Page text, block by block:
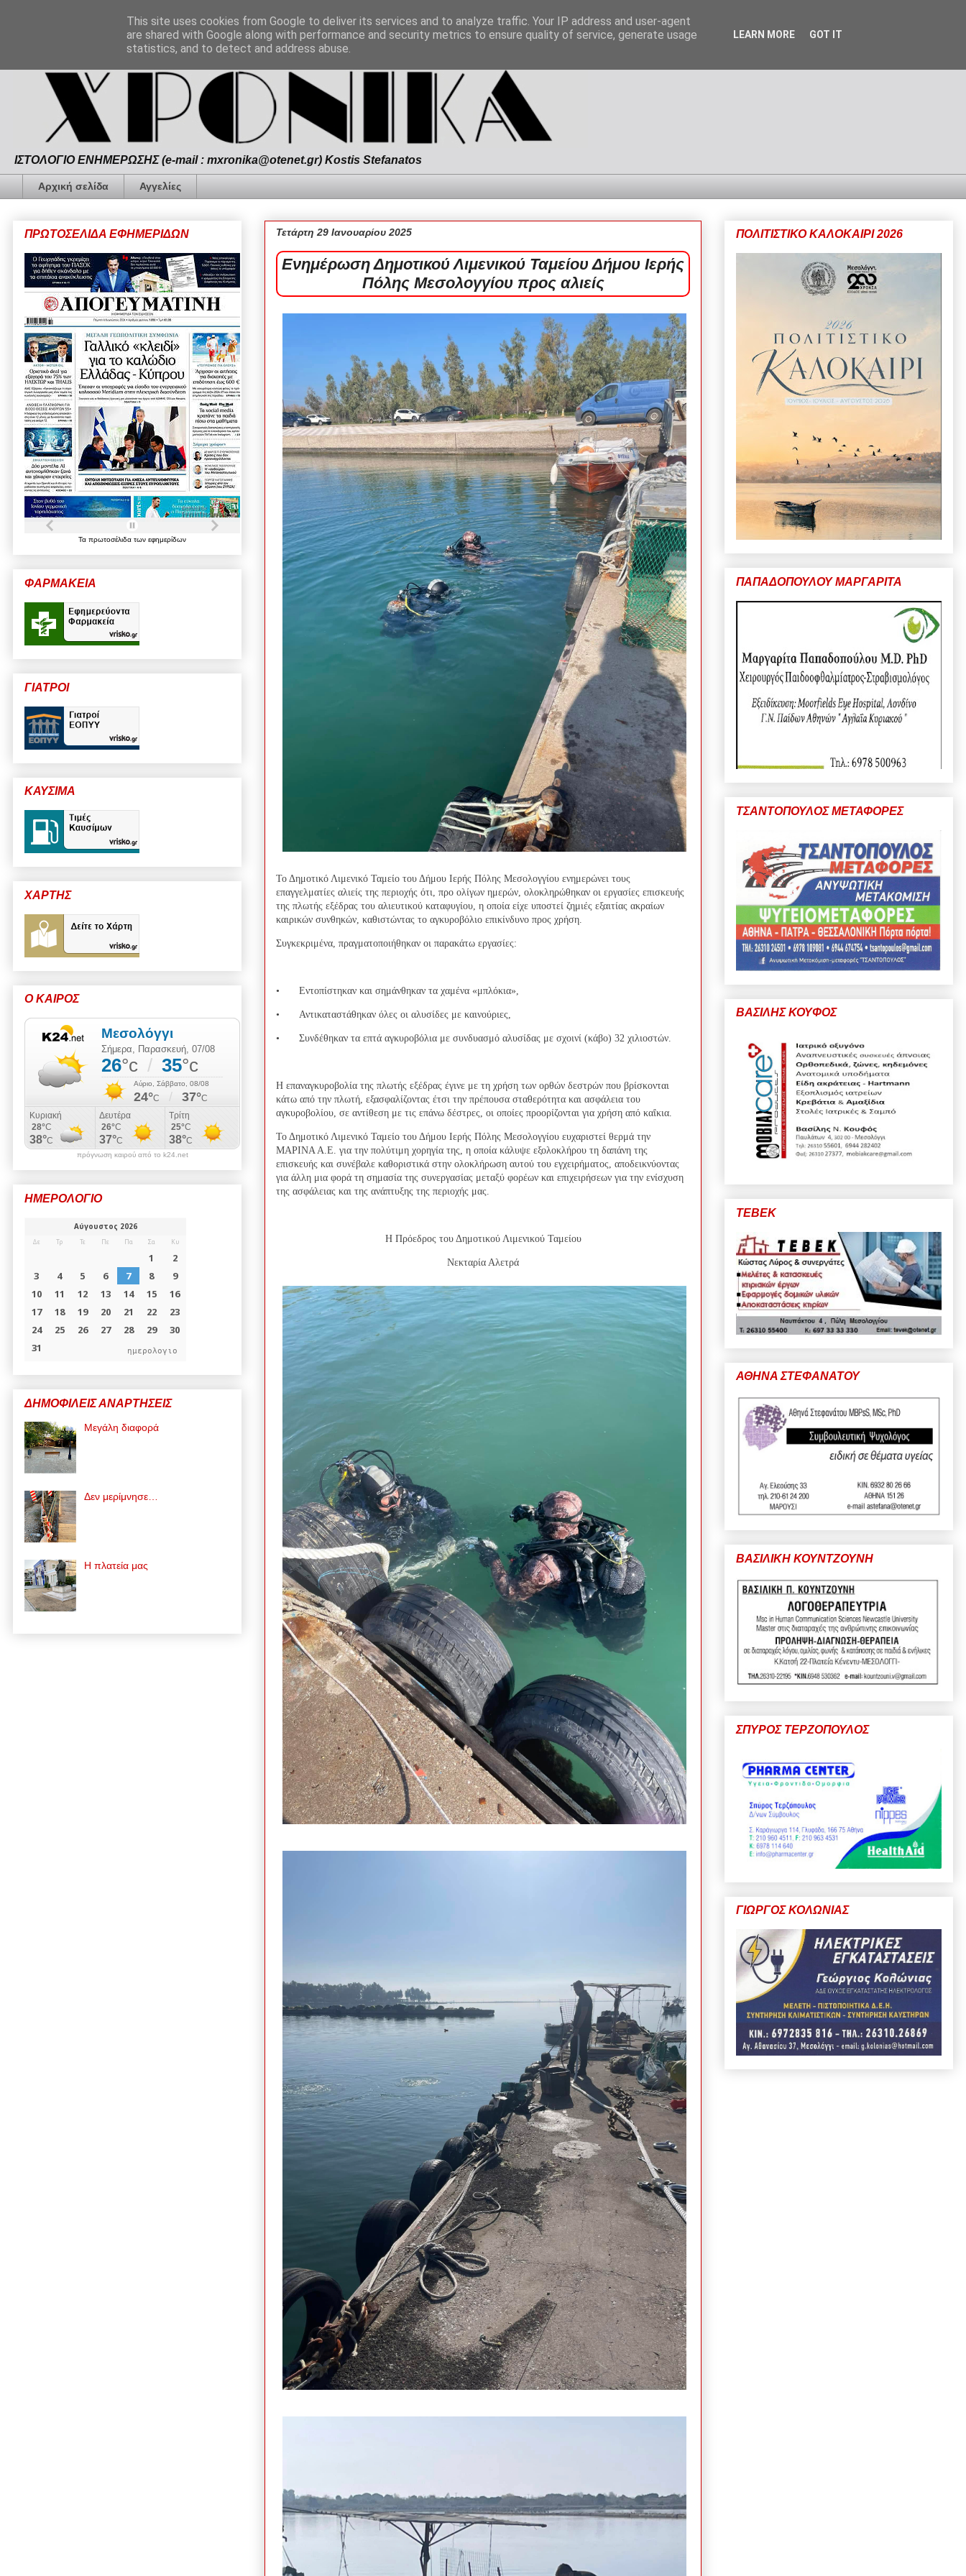
ΙΣΤΟΛΟΓΙΟ ΕΝΗΜΕΡΩΣΗΣ (e-mail : mxronika@otenet.gr) Kostis Stefanatos
Αρχική σελίδα Αγγελίες
Τετάρτη 29 Ιανουαρίου 2025
Ενημέρωση Δημοτικού Λιμενικού Ταμείου Δήμου Ιερής
Πόλης Μεσολογγίου προς αλιείς
Το Δημοτικό Λιμενικό Ταμείο του Δήμου Ιερής Πόλης Μεσολογγίου ενημερώνει τους
επαγγελματίες αλιείς της περιοχής ότι, προ ολίγων ημερών, ολοκληρώθηκαν οι εργασίες επισκευής
της πλωτής εξέδρας του αλιευτικού καταφυγίου, η οποία είχε υποστεί ζημιές εξαιτίας ακραίων
καιρικών συνθηκών, καθιστώντας το αγκυροβόλιο επικίνδυνο προς χρήση.
Συγκεκριμένα, πραγματοποιήθηκαν οι παρακάτω εργασίες:
• Εντοπίστηκαν και σημάνθηκαν τα χαμένα «μπλόκια»,
• Αντικαταστάθηκαν όλες οι αλυσίδες με καινούριες,
• Συνδέθηκαν τα επτά αγκυροβόλια με συνδυασμό αλυσίδας με σχοινί (κάβο) 32 χιλιοστών.
Η επαναγκυροβολία της πλωτής εξέδρας έγινε με τη χρήση των ορθών δεστρών που βρίσκονται
κάτω από την πλωτή, εξασφαλίζοντας έτσι την πρέπουσα σταθερότητα και ασφάλεια του
αγκυροβολίου, σε αντίθεση με τις επάνω δέστρες, οι οποίες προορίζονται για χρήση από καΐκια.
Το Δημοτικό Λιμενικό Ταμείο του Δήμου Ιερής Πόλης Μεσολογγίου ευχαριστεί θερμά την
ΜΑΡΙΝΑ Α.Ε. για την πολύτιμη χορηγία της, η οποία κάλυψε εξολοκλήρου τη δαπάνη της
επισκευής και συνέβαλε καθοριστικά στην ολοκλήρωση αυτού του εγχειρήματος, αποδεικνύοντας
για άλλη μια φορά τη σημασία της συνεργασίας μεταξύ φορέων και επιχειρήσεων για την ενίσχυση
της ασφάλειας και της ανάπτυξης της περιοχής μας.
Η Πρόεδρος του Δημοτικού Λιμενικού Ταμείου
Νεκταρία Αλετρά
ΠΡΩΤΟΣΕΛΙΔΑ ΕΦΗΜΕΡΙΔΩΝ
Τα πρωτοσέλιδα των εφημερίδων
ΦΑΡΜΑΚΕΙΑ
ΓΙΑΤΡΟΙ
ΚΑΥΣΙΜΑ
ΧΑΡΤΗΣ
Ο ΚΑΙΡΟΣ
πρόγνωση καιρού από το k24.net
ΗΜΕΡΟΛΟΓΙΟ
ημερολογιο
ΔΗΜΟΦΙΛΕΙΣ ΑΝΑΡΤΗΣΕΙΣ
Μεγάλη διαφορά
Δεν μερίμνησε…
Η πλατεία μας
ΠΟΛΙΤΙΣΤΙΚΟ ΚΑΛΟΚΑΙΡΙ 2026
ΠΑΠΑΔΟΠΟΥΛΟΥ ΜΑΡΓΑΡΙΤΑ
ΤΣΑΝΤΟΠΟΥΛΟΣ ΜΕΤΑΦΟΡΕΣ
ΒΑΣΙΛΗΣ ΚΟΥΦΟΣ
ΤΕΒΕΚ
ΑΘΗΝΑ ΣΤΕΦΑΝΑΤΟΥ
ΒΑΣΙΛΙΚΗ ΚΟΥΝΤΖΟΥΝΗ
ΣΠΥΡΟΣ ΤΕΡΖΟΠΟΥΛΟΣ
ΓΙΩΡΓΟΣ ΚΟΛΩΝΙΑΣ
This site uses cookies from Google to deliver its services and to analyze traffic. Your IP address and user-agent
are shared with Google along with performance and security metrics to ensure quality of service, generate usage
statistics, and to detect and address abuse.
LEARN MORE GOT IT